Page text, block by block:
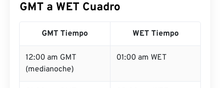
GMT a WET Cuadro
GMT Tiempo WET Tiempo
12:00 am GMT
(medianoche)
01:00 am WET